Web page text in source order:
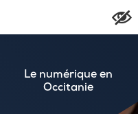
Le numérique en
Occitanie